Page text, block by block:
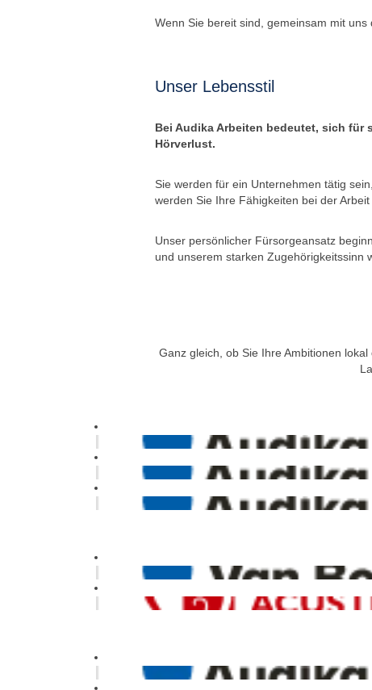
Wenn Sie bereit sind, gemeinsam mit
Unser Lebensstil
Bei Audika Arbeiten bedeutet, sich für
Hörverlust.
Sie werden für ein Unternehmen tätig
werden Sie Ihre Fähigkeiten bei der
Unser persönlicher Fürsorgeansatz
und unserem starken Zugehörigkeitssinn
Ganz gleich, ob Sie Ihre Ambitionen